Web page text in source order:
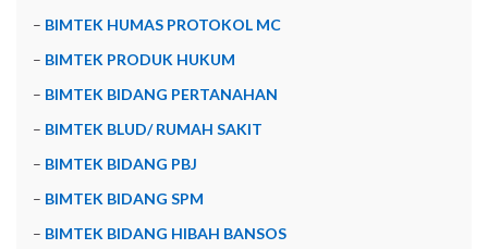
– BIMTEK HUMAS PROTOKOL MC
– BIMTEK PRODUK HUKUM
– BIMTEK BIDANG PERTANAHAN
– BIMTEK BLUD/ RUMAH SAKIT
– BIMTEK BIDANG PBJ
– BIMTEK BIDANG SPM
– BIMTEK BIDANG HIBAH BANSOS